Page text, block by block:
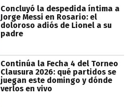
Concluyó la despedida íntima a
Jorge Messi en Rosario: el
doloroso adiós de Lionel a su
padre
Continúa la Fecha 4 del Torneo
Clausura 2026: qué partidos se
juegan este domingo y dónde
verlos en vivo